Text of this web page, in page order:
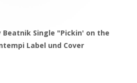
Beatnik Single "Pickin' on the
Label und Cover